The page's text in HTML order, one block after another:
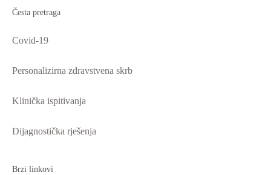
Česta pretraga
Covid-19
Personalizirna zdravstvena skrb
Klinička ispitivanja
Dijagnostička rješenja
Brzi linkovi